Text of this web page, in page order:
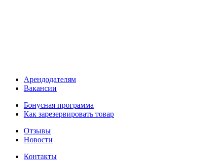
Арендодателям
Вакансии
Бонусная программа
Как зарезервировать товар
Отзывы
Новости
Контакты